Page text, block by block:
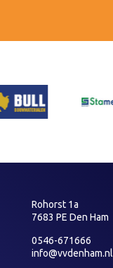
Rohorst 1a
7683 PE Den Ham
0546-671666
info@vvdenham.nl